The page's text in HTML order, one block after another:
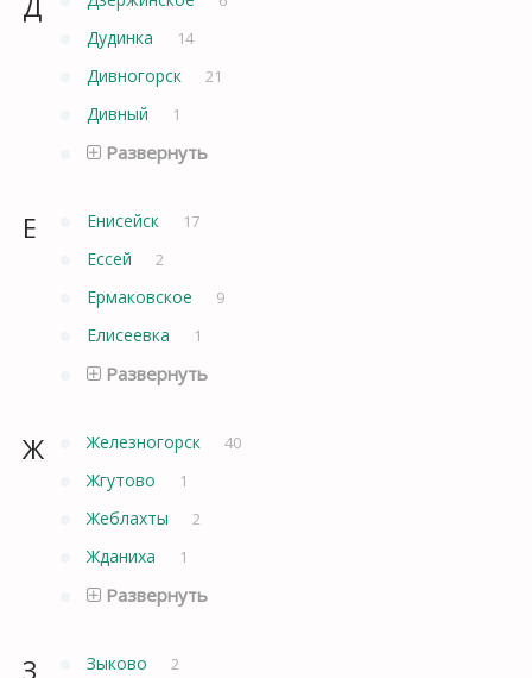
Дудинка 14
Дивногорск 21
Дивный 1
Развернуть
Е Енисейск 17
Ессей 2
Ермаковское 9
Елисеевка 1
Развернуть
Ж Железногорск 40
Жгутово 1
Жеблахты 2
Жданиха 1
Развернуть
З Зыково 2